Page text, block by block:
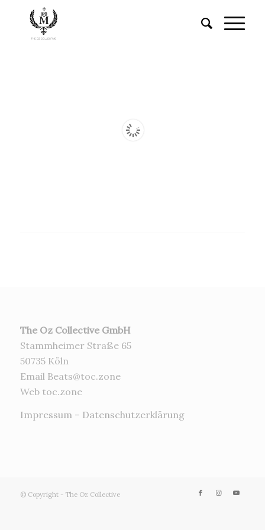
The Oz Collective GmbH
Stammheimer Straße 65
50735 Köln
Email Beats@toc.zone
Web toc.zone
Impressum– Datenschutzerklärung
© Copyright - The Oz Collective